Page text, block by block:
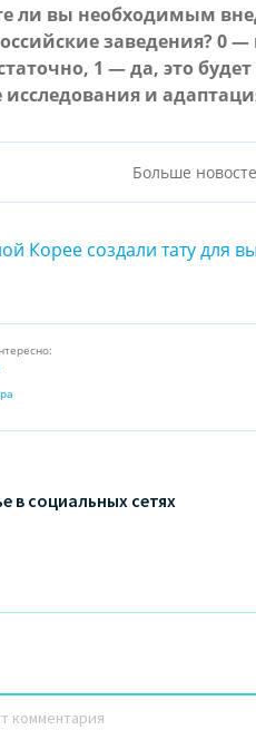
ли вы необходимым
заведения? 0
1 — да, это
и
Больше
Корее создали тату для
в социальных сетях